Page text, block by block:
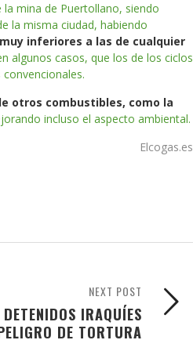
mina de Puertollano, siendo
la misma ciudad, habiendo
inferiores a las de cualquier
algunos casos, que los de los ciclos
otros combustibles, como la
incluso el aspecto ambiental.
Elcogas.es
NEXT POST
IRAQUÍES
DE TORTURA